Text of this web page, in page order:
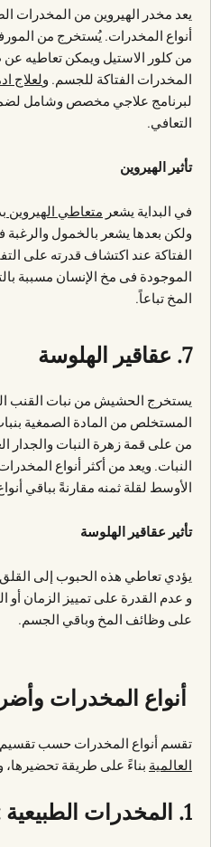
يعد مخدر الهيروين من المخدرات
أنواع المخدرات. يُستخرج من
من كلور الاستيل ويمكن تعاطيه
المخدرات الفتاكة للجسم. ولعلاج
لبرنامج علاجي مخصص وشامل
التعافي.
تأثير الهيروين
في البداية يشعر متعاطي الهيروين ب
ولكن بعدها يشعر بالخمول والرغبة
الفتاكة عند اكتشاف قدرته على
الموجودة فى مخ الإنسان مسببة
المخ تباعاً.
7. عقاقير الهلوسة
يستخرج الحشيش من نبات القنب
المستخلص من المادة الصمغية
من على قمة زهرة النبات والجدار
النبات. ويعد من أكثر أنواع
الأوسط لقلة ثمنه مقارنةً بباقي
تأثير عقاقير الهلوسة
يؤدي تعاطي هذه الحبوب إلى
و عدم القدرة على تمييز الزمان أو
على وظائف المخ وباقي الجسم.
أنواع المخدرات
تقسم أنواع المخدرات حسب
العالمية بناءً على طريقة
1. المخدرات الطبيعية :